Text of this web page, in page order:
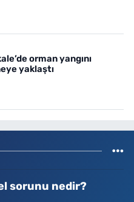
orman yangını
yaklaştı
sorunu nedir?